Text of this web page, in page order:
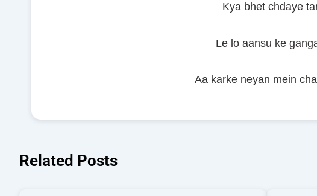
Kya bhet chdaye
Le lo aansu ke
Aa karke neyan mein
Related Posts